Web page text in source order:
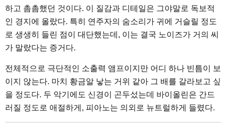
하고 촘촘했던 것이다. 이 질감과 디테일은 그야말로 독보적
인 경지에 올랐다. 특히 연주자의 숨소리가 귀에 거슬릴 정도
로 생생히 들린 점이 대단했는데, 이는 결국 노이즈가 거의 씨
가 말랐다는 증거다.
전체적으로 극단적인 소출력 앰프이지만 어디 하나 빈틈이 보
이지 않는다. 마치 황금알 낳는 거위 같아 그 배를 갈라보고 싶
을 정도다. 두 악기에도 신경이 곤두섰는데 바이올린은 간드
러질 정도로 애절하게, 피아노는 의외로 뉴트럴하게 들렸다.